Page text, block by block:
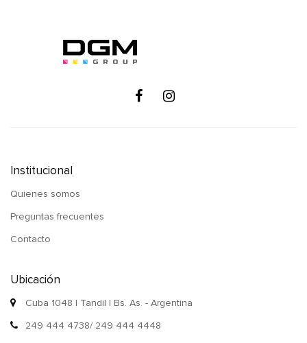
Institucional
Quienes somos
Preguntas frecuentes
Contacto
Ubicación
Cuba 1048 | Tandil | Bs. As. - Argentina
249 444 4738/ 249 444 4448